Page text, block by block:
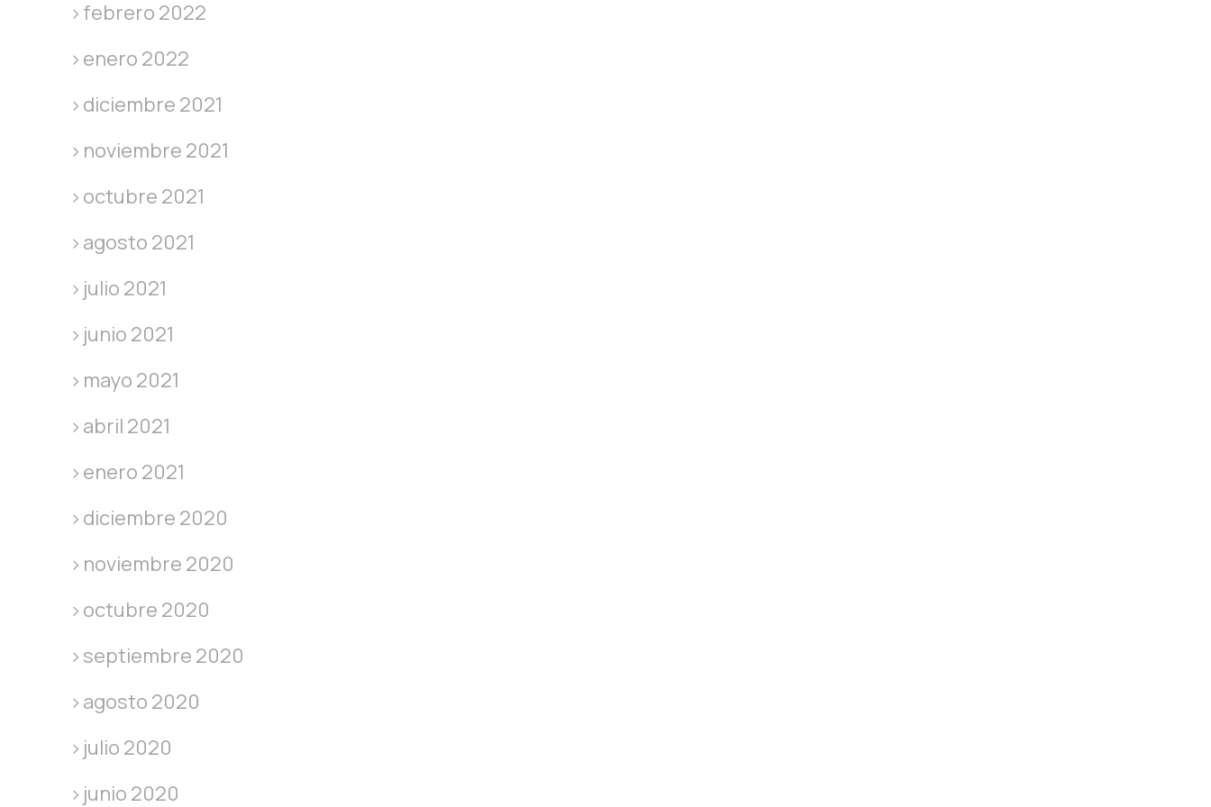
febrero 2022
enero 2022
diciembre 2021
noviembre 2021
octubre 2021
agosto 2021
julio 2021
junio 2021
mayo 2021
abril 2021
enero 2021
diciembre 2020
noviembre 2020
octubre 2020
septiembre 2020
agosto 2020
julio 2020
junio 2020